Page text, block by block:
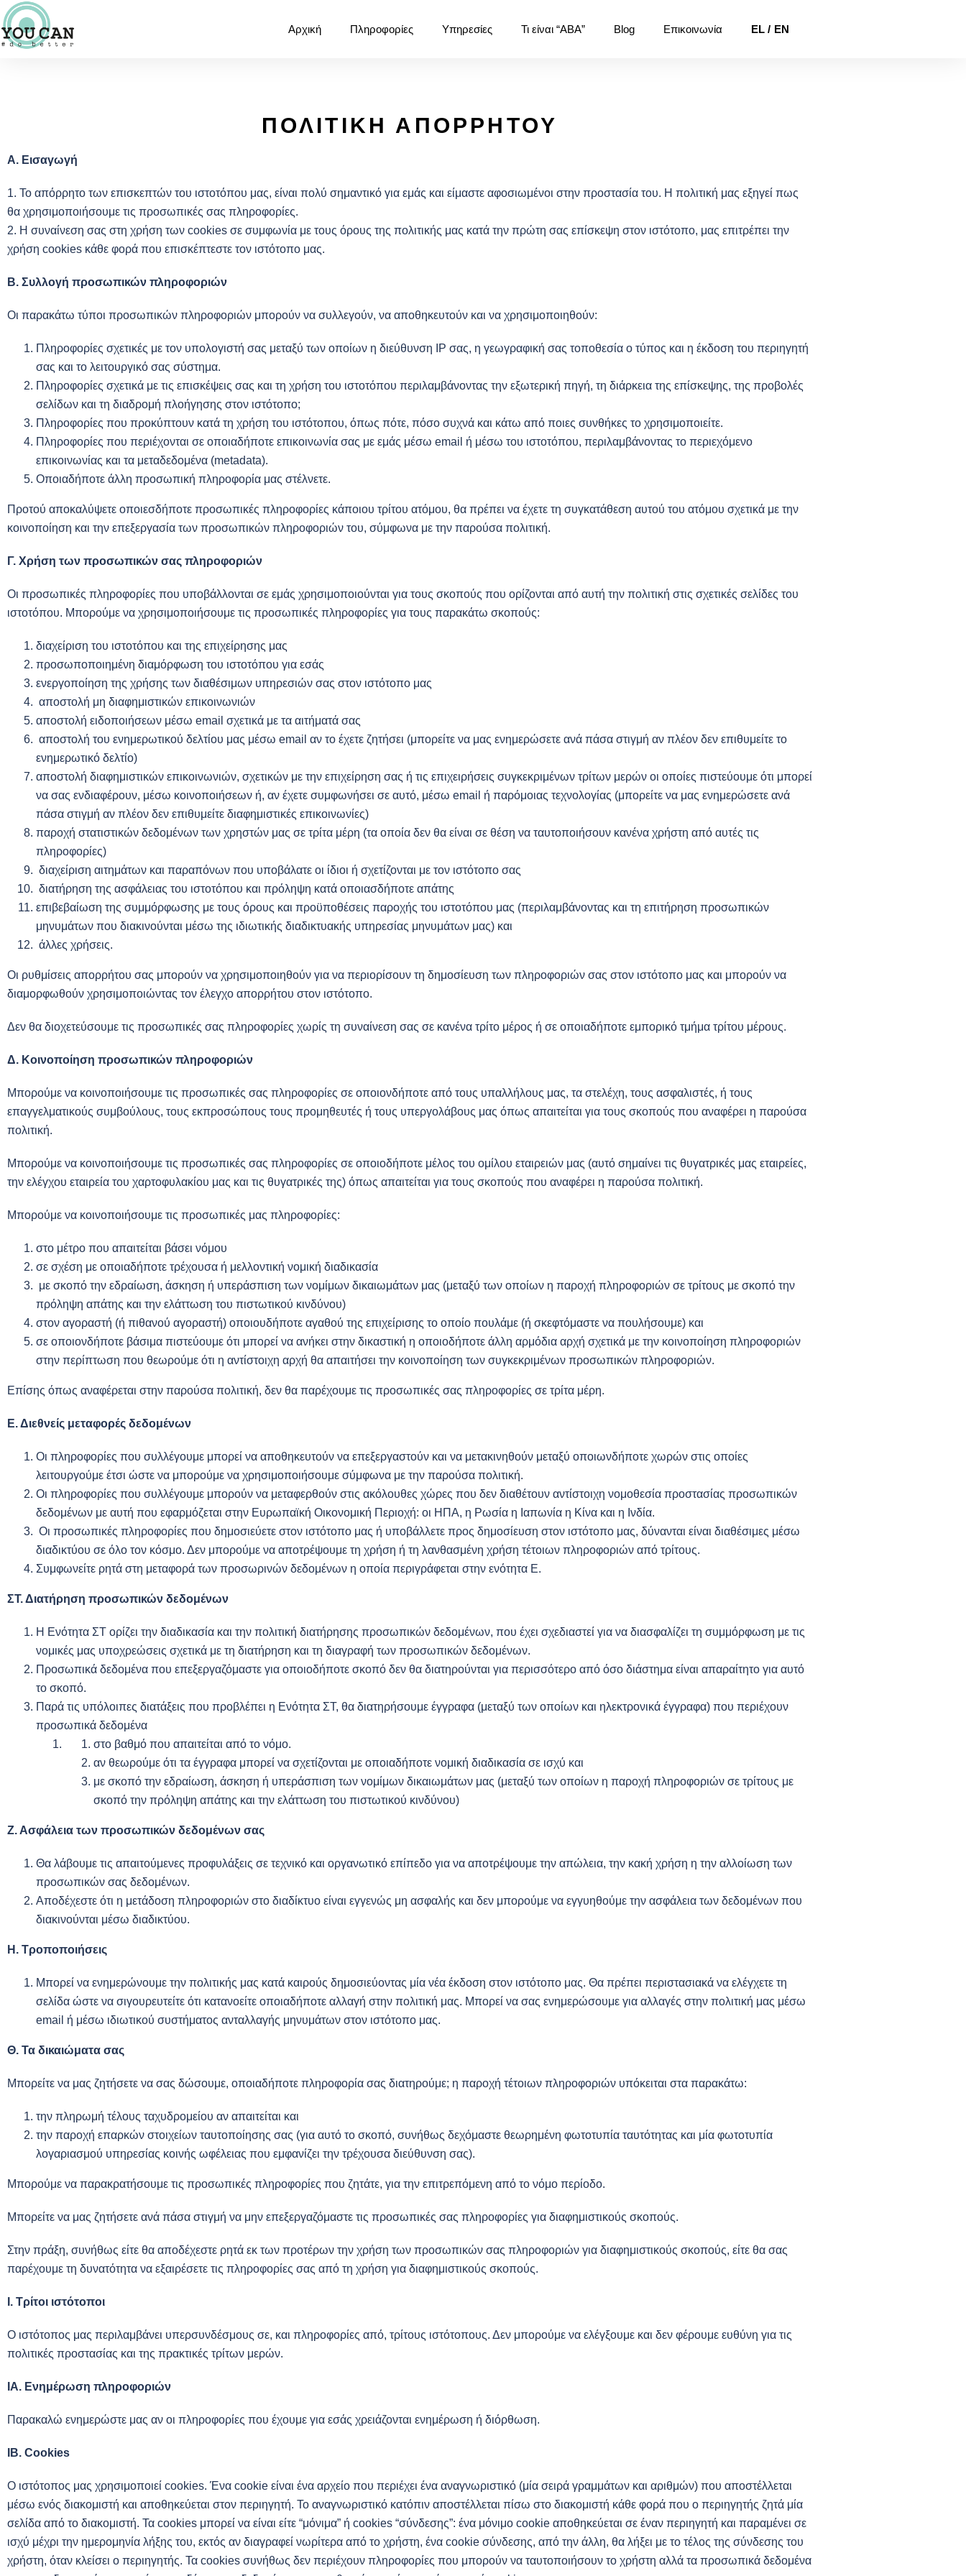
Αρχική Πληροφορίες Υπηρεσίες Τι είναι “ABA” Blog Επικοινωνία EL EN
ΠΟΛΙΤΙΚΗ ΑΠΟΡΡΗΤΟΥ
Α. Εισαγωγή
1. Το απόρρητο των επισκεπτών του ιστοτόπου μας, είναι πολύ σημαντικό για εμάς και είμαστε αφοσιωμένοι στην προστασία του. Η πολιτική μας εξηγεί πως
θα χρησιμοποιήσουμε τις προσωπικές σας πληροφορίες.
2. Η συναίνεση σας στη χρήση των cookies σε συμφωνία με τους όρους της πολιτικής μας κατά την πρώτη σας επίσκεψη στον ιστότοπο, μας επιτρέπει την
χρήση cookies κάθε φορά που επισκέπτεστε τον ιστότοπο μας.
Β. Συλλογή προσωπικών πληροφοριών
Οι παρακάτω τύποι προσωπικών πληροφοριών μπορούν να συλλεγούν, να αποθηκευτούν και να χρησιμοποιηθούν:
Πληροφορίες σχετικές με τον υπολογιστή σας μεταξύ των οποίων η διεύθυνση IP σας, η γεωγραφική σας τοποθεσία ο τύπος και η έκδοση του περιηγητή
σας και το λειτουργικό σας σύστημα.
Πληροφορίες σχετικά με τις επισκέψεις σας και τη χρήση του ιστοτόπου περιλαμβάνοντας την εξωτερική πηγή, τη διάρκεια της επίσκεψης, της προβολές
σελίδων και τη διαδρομή πλοήγησης στον ιστότοπο;
Πληροφορίες που προκύπτουν κατά τη χρήση του ιστότοπου, όπως πότε, πόσο συχνά και κάτω από ποιες συνθήκες το χρησιμοποιείτε.
Πληροφορίες που περιέχονται σε οποιαδήποτε επικοινωνία σας με εμάς μέσω email ή μέσω του ιστοτόπου, περιλαμβάνοντας το περιεχόμενο
επικοινωνίας και τα μεταδεδομένα (metadata).
Οποιαδήποτε άλλη προσωπική πληροφορία μας στέλνετε.
Προτού αποκαλύψετε οποιεσδήποτε προσωπικές πληροφορίες κάποιου τρίτου ατόμου, θα πρέπει να έχετε τη συγκατάθεση αυτού του ατόμου σχετικά με την
κοινοποίηση και την επεξεργασία των προσωπικών πληροφοριών του, σύμφωνα με την παρούσα πολιτική.
Γ. Χρήση των προσωπικών σας πληροφοριών
Οι προσωπικές πληροφορίες που υποβάλλονται σε εμάς χρησιμοποιούνται για τους σκοπούς που ορίζονται από αυτή την πολιτική στις σχετικές σελίδες του
ιστοτόπου. Μπορούμε να χρησιμοποιήσουμε τις προσωπικές πληροφορίες για τους παρακάτω σκοπούς:
διαχείριση του ιστοτόπου και της επιχείρησης μας
προσωποποιημένη διαμόρφωση του ιστοτόπου για εσάς
ενεργοποίηση της χρήσης των διαθέσιμων υπηρεσιών σας στον ιστότοπο μας
αποστολή μη διαφημιστικών επικοινωνιών
αποστολή ειδοποιήσεων μέσω email σχετικά με τα αιτήματά σας
αποστολή του ενημερωτικού δελτίου μας μέσω email αν το έχετε ζητήσει (μπορείτε να μας ενημερώσετε ανά πάσα στιγμή αν πλέον δεν επιθυμείτε το
ενημερωτικό δελτίο)
αποστολή διαφημιστικών επικοινωνιών, σχετικών με την επιχείρηση σας ή τις επιχειρήσεις συγκεκριμένων τρίτων μερών οι οποίες πιστεύουμε ότι μπορεί
να σας ενδιαφέρουν, μέσω κοινοποιήσεων ή, αν έχετε συμφωνήσει σε αυτό, μέσω email ή παρόμοιας τεχνολογίας (μπορείτε να μας ενημερώσετε ανά
πάσα στιγμή αν πλέον δεν επιθυμείτε διαφημιστικές επικοινωνίες)
παροχή στατιστικών δεδομένων των χρηστών μας σε τρίτα μέρη (τα οποία δεν θα είναι σε θέση να ταυτοποιήσουν κανένα χρήστη από αυτές τις
πληροφορίες)
διαχείριση αιτημάτων και παραπόνων που υποβάλατε οι ίδιοι ή σχετίζονται με τον ιστότοπο σας
διατήρηση της ασφάλειας του ιστοτόπου και πρόληψη κατά οποιασδήποτε απάτης
επιβεβαίωση της συμμόρφωσης με τους όρους και προϋποθέσεις παροχής του ιστοτόπου μας (περιλαμβάνοντας και τη επιτήρηση προσωπικών
μηνυμάτων που διακινούνται μέσω της ιδιωτικής διαδικτυακής υπηρεσίας μηνυμάτων μας) και
άλλες χρήσεις.
Οι ρυθμίσεις απορρήτου σας μπορούν να χρησιμοποιηθούν για να περιορίσουν τη δημοσίευση των πληροφοριών σας στον ιστότοπο μας και μπορούν να
διαμορφωθούν χρησιμοποιώντας τον έλεγχο απορρήτου στον ιστότοπο.
Δεν θα διοχετεύσουμε τις προσωπικές σας πληροφορίες χωρίς τη συναίνεση σας σε κανένα τρίτο μέρος ή σε οποιαδήποτε εμπορικό τμήμα τρίτου μέρους.
Δ. Κοινοποίηση προσωπικών πληροφοριών
Μπορούμε να κοινοποιήσουμε τις προσωπικές σας πληροφορίες σε οποιονδήποτε από τους υπαλλήλους μας, τα στελέχη, τους ασφαλιστές, ή τους
επαγγελματικούς συμβούλους, τους εκπροσώπους τους προμηθευτές ή τους υπεργολάβους μας όπως απαιτείται για τους σκοπούς που αναφέρει η παρούσα
πολιτική.
Μπορούμε να κοινοποιήσουμε τις προσωπικές σας πληροφορίες σε οποιοδήποτε μέλος του ομίλου εταιρειών μας (αυτό σημαίνει τις θυγατρικές μας εταιρείες,
την ελέγχου εταιρεία του χαρτοφυλακίου μας και τις θυγατρικές της) όπως απαιτείται για τους σκοπούς που αναφέρει η παρούσα πολιτική.
Μπορούμε να κοινοποιήσουμε τις προσωπικές μας πληροφορίες:
στο μέτρο που απαιτείται βάσει νόμου
σε σχέση με οποιαδήποτε τρέχουσα ή μελλοντική νομική διαδικασία
με σκοπό την εδραίωση, άσκηση ή υπεράσπιση των νομίμων δικαιωμάτων μας (μεταξύ των οποίων η παροχή πληροφοριών σε τρίτους με σκοπό την
πρόληψη απάτης και την ελάττωση του πιστωτικού κινδύνου)
στον αγοραστή (ή πιθανού αγοραστή) οποιουδήποτε αγαθού της επιχείρισης το οποίο πουλάμε (ή σκεφτόμαστε να πουλήσουμε) και
σε οποιονδήποτε βάσιμα πιστεύουμε ότι μπορεί να ανήκει στην δικαστική η οποιοδήποτε άλλη αρμόδια αρχή σχετικά με την κοινοποίηση πληροφοριών
στην περίπτωση που θεωρούμε ότι η αντίστοιχη αρχή θα απαιτήσει την κοινοποίηση των συγκεκριμένων προσωπικών πληροφοριών.
Επίσης όπως αναφέρεται στην παρούσα πολιτική, δεν θα παρέχουμε τις προσωπικές σας πληροφορίες σε τρίτα μέρη.
Ε. Διεθνείς μεταφορές δεδομένων
Οι πληροφορίες που συλλέγουμε μπορεί να αποθηκευτούν να επεξεργαστούν και να μετακινηθούν μεταξύ οποιωνδήποτε χωρών στις οποίες
λειτουργούμε έτσι ώστε να μπορούμε να χρησιμοποιήσουμε σύμφωνα με την παρούσα πολιτική.
Οι πληροφορίες που συλλέγουμε μπορούν να μεταφερθούν στις ακόλουθες χώρες που δεν διαθέτουν αντίστοιχη νομοθεσία προστασίας προσωπικών
δεδομένων με αυτή που εφαρμόζεται στην Ευρωπαϊκή Οικονομική Περιοχή: οι ΗΠΑ, η Ρωσία η Ιαπωνία η Κίνα και η Ινδία.
Οι προσωπικές πληροφορίες που δημοσιεύετε στον ιστότοπο μας ή υποβάλλετε προς δημοσίευση στον ιστότοπο μας, δύνανται είναι διαθέσιμες μέσω
διαδικτύου σε όλο τον κόσμο. Δεν μπορούμε να αποτρέψουμε τη χρήση ή τη λανθασμένη χρήση τέτοιων πληροφοριών από τρίτους.
Συμφωνείτε ρητά στη μεταφορά των προσωρινών δεδομένων η οποία περιγράφεται στην ενότητα Ε.
ΣΤ. Διατήρηση προσωπικών δεδομένων
Η Ενότητα ΣΤ ορίζει την διαδικασία και την πολιτική διατήρησης προσωπικών δεδομένων, που έχει σχεδιαστεί για να διασφαλίζει τη συμμόρφωση με τις
νομικές μας υποχρεώσεις σχετικά με τη διατήρηση και τη διαγραφή των προσωπικών δεδομένων.
Προσωπικά δεδομένα που επεξεργαζόμαστε για οποιοδήποτε σκοπό δεν θα διατηρούνται για περισσότερο από όσο διάστημα είναι απαραίτητο για αυτό
το σκοπό.
Παρά τις υπόλοιπες διατάξεις που προβλέπει η Ενότητα ΣΤ, θα διατηρήσουμε έγγραφα (μεταξύ των οποίων και ηλεκτρονικά έγγραφα) που περιέχουν
προσωπικά δεδομένα
στο βαθμό που απαιτείται από το νόμο.
αν θεωρούμε ότι τα έγγραφα μπορεί να σχετίζονται με οποιαδήποτε νομική διαδικασία σε ισχύ και
με σκοπό την εδραίωση, άσκηση ή υπεράσπιση των νομίμων δικαιωμάτων μας (μεταξύ των οποίων η παροχή πληροφοριών σε τρίτους με
σκοπό την πρόληψη απάτης και την ελάττωση του πιστωτικού κινδύνου)
Ζ. Ασφάλεια των προσωπικών δεδομένων σας
Θα λάβουμε τις απαιτούμενες προφυλάξεις σε τεχνικό και οργανωτικό επίπεδο για να αποτρέψουμε την απώλεια, την κακή χρήση η την αλλοίωση των
προσωπικών σας δεδομένων.
Αποδέχεστε ότι η μετάδοση πληροφοριών στο διαδίκτυο είναι εγγενώς μη ασφαλής και δεν μπορούμε να εγγυηθούμε την ασφάλεια των δεδομένων που
διακινούνται μέσω διαδικτύου.
Η. Τροποποιήσεις
Μπορεί να ενημερώνουμε την πολιτικής μας κατά καιρούς δημοσιεύοντας μία νέα έκδοση στον ιστότοπο μας. Θα πρέπει περιστασιακά να ελέγχετε τη
σελίδα ώστε να σιγουρευτείτε ότι κατανοείτε οποιαδήποτε αλλαγή στην πολιτική μας. Μπορεί να σας ενημερώσουμε για αλλαγές στην πολιτική μας μέσω
email ή μέσω ιδιωτικού συστήματος ανταλλαγής μηνυμάτων στον ιστότοπο μας.
Θ. Τα δικαιώματα σας
Μπορείτε να μας ζητήσετε να σας δώσουμε, οποιαδήποτε πληροφορία σας διατηρούμε; η παροχή τέτοιων πληροφοριών υπόκειται στα παρακάτω:
την πληρωμή τέλους ταχυδρομείου αν απαιτείται και
την παροχή επαρκών στοιχείων ταυτοποίησης σας (για αυτό το σκοπό, συνήθως δεχόμαστε θεωρημένη φωτοτυπία ταυτότητας και μία φωτοτυπία
λογαριασμού υπηρεσίας κοινής ωφέλειας που εμφανίζει την τρέχουσα διεύθυνση σας).
Μπορούμε να παρακρατήσουμε τις προσωπικές πληροφορίες που ζητάτε, για την επιτρεπόμενη από το νόμο περίοδο.
Μπορείτε να μας ζητήσετε ανά πάσα στιγμή να μην επεξεργαζόμαστε τις προσωπικές σας πληροφορίες για διαφημιστικούς σκοπούς.
Στην πράξη, συνήθως είτε θα αποδέχεστε ρητά εκ των προτέρων την χρήση των προσωπικών σας πληροφοριών για διαφημιστικούς σκοπούς, είτε θα σας
παρέχουμε τη δυνατότητα να εξαιρέσετε τις πληροφορίες σας από τη χρήση για διαφημιστικούς σκοπούς.
Ι. Τρίτοι ιστότοποι
Ο ιστότοπος μας περιλαμβάνει υπερσυνδέσμους σε, και πληροφορίες από, τρίτους ιστότοπους. Δεν μπορούμε να ελέγξουμε και δεν φέρουμε ευθύνη για τις
πολιτικές προστασίας και της πρακτικές τρίτων μερών.
ΙΑ. Ενημέρωση πληροφοριών
Παρακαλώ ενημερώστε μας αν οι πληροφορίες που έχουμε για εσάς χρειάζονται ενημέρωση ή διόρθωση.
ΙΒ. Cookies
Ο ιστότοπος μας χρησιμοποιεί cookies. Ένα cookie είναι ένα αρχείο που περιέχει ένα αναγνωριστικό (μία σειρά γραμμάτων και αριθμών) που αποστέλλεται
μέσω ενός διακομιστή και αποθηκεύεται στον περιηγητή. Το αναγνωριστικό κατόπιν αποστέλλεται πίσω στο διακομιστή κάθε φορά που ο περιηγητής ζητά μία
σελίδα από το διακομιστή. Τα cookies μπορεί να είναι είτε “μόνιμα” ή cookies “σύνδεσης”: ένα μόνιμο cookie αποθηκεύεται σε έναν περιηγητή και παραμένει σε
ισχύ μέχρι την ημερομηνία λήξης του, εκτός αν διαγραφεί νωρίτερα από το χρήστη, ένα cookie σύνδεσης, από την άλλη, θα λήξει με το τέλος της σύνδεσης του
χρήστη, όταν κλείσει ο περιηγητής. Τα cookies συνήθως δεν περιέχουν πληροφορίες που μπορούν να ταυτοποιήσουν το χρήστη αλλά τα προσωπικά δεδομένα